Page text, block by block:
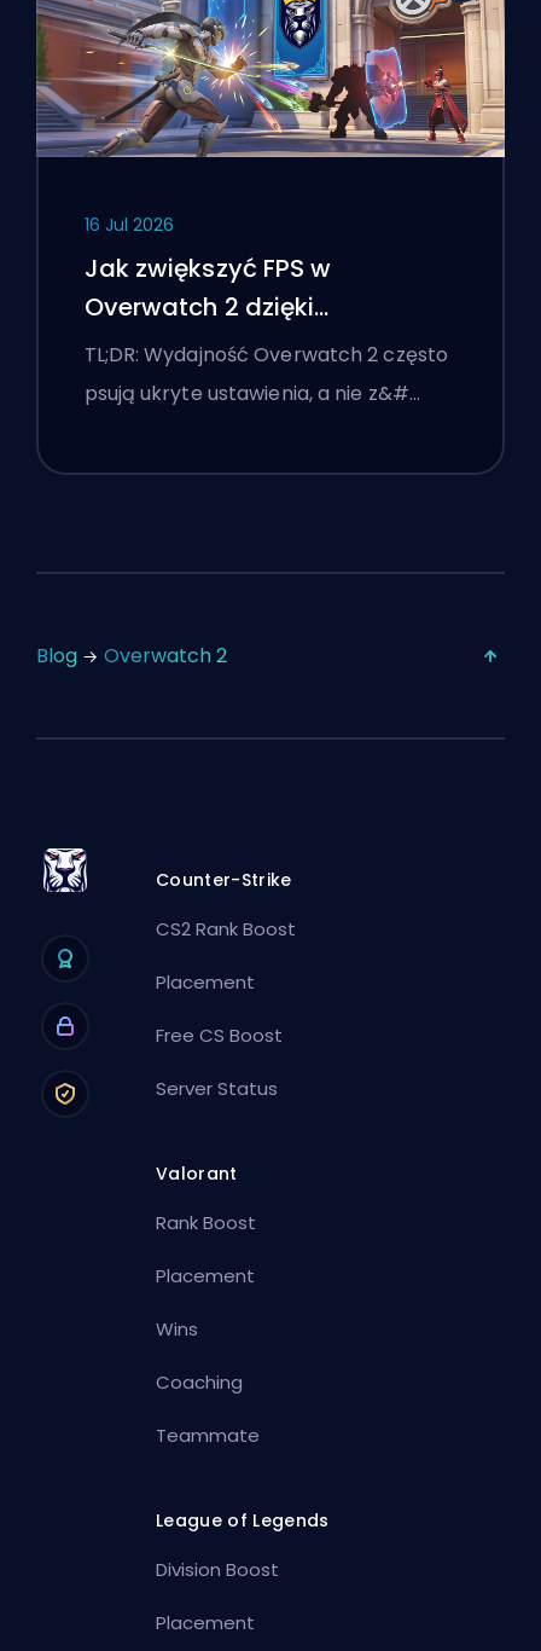
16 Jul 2026
Jak zwiększyć FPS w
Overwatch 2 dzięki
najlepszym ustawieniom
TL;DR: Wydajność Overwatch 2 często
psują ukryte ustawienia, a nie z&#…
Blog Overwatch 2
Counter-Strike
CS2 Rank Boost
Placement
Free CS Boost
Server Status
Valorant
Rank Boost
Placement
Wins
Coaching
Teammate
League of Legends
Division Boost
Placement